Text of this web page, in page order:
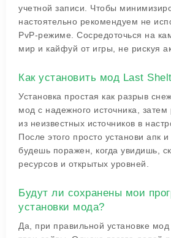
учетной записи. Чтобы
настоятельно рекомендуем не
PvP-режиме. Сосредоточься на
мир и кайфуй от игры, не рискуя
Как установить мод Last
Установка простая как разрыв
мод с надежного источника, затем
из неизвестных источников в
После этого просто установи апк
будешь поражен, когда увидишь,
ресурсов и открытых уровней.
Будут ли сохранены мои
установки мода?
Да, при правильной установке мод